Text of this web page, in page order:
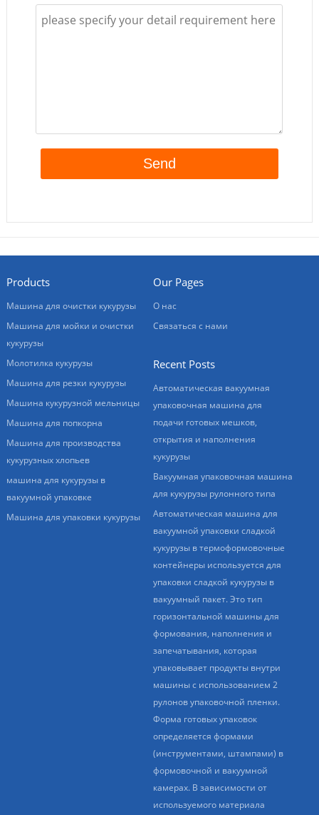
Products
Машина для очистки кукурузы
Машина для мойки и очистки
кукурузы
Молотилка кукурузы
Машина для резки кукурузы
Машина кукурузной мельницы
Машина для попкорна
Машина для производства
кукурузных хлопьев
машина для кукурузы в
вакуумной упаковке
Машина для упаковки кукурузы
Our Pages
О нас
Связаться с нами
Recent Posts
Автоматическая вакуумная
упаковочная машина для
подачи готовых мешков,
открытия и наполнения
кукурузы
Вакуумная упаковочная машина
для кукурузы рулонного типа
Автоматическая машина для
вакуумной упаковки сладкой
кукурузы в термоформовочные
контейнеры используется для
упаковки сладкой кукурузы в
вакуумный пакет. Это тип
горизонтальной машины для
формования, наполнения и
запечатывания, которая
упаковывает продукты внутри
машины с использованием 2
рулонов упаковочной пленки.
Форма готовых упаковок
определяется формами
(инструментами, штампами) в
формовочной и вакуумной
камерах. В зависимости от
используемого материала